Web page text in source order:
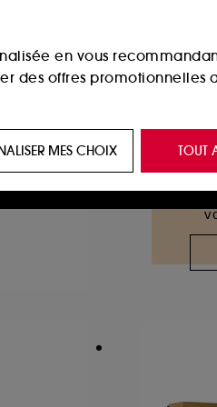
Les
en vous
des offres promotionnelles
vous plaire via des
navigation sur notre site
du site, tel que
TOUT
MES CHOIX